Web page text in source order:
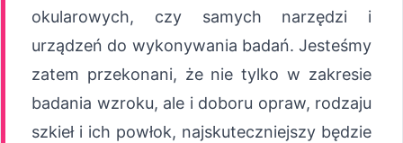
okularowych, czy samych narzędzi i
urządzeń do wykonywania badań. Jesteśmy
zatem przekonani, że nie tylko w zakresie
badania wzroku, ale i doboru opraw, rodzaju
szkieł i ich powłok, najskuteczniejszy będzie